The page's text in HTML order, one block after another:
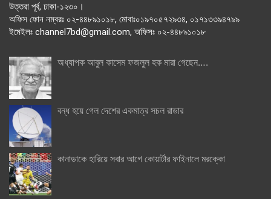
উত্তরা পূর্ব, ঢাকা-১২৩০।
অফিস ফোন নম্বরঃ ০২-৪৪৮৯১০১৮, মোবাঃ০১৯৭০৫৭২৯৩৪, ০১৭১৩৩৯৪৭৯৯
ইমেইলঃ channel7bd@gmail.com, অফিসঃ ০২-৪৪৮৯১০১৮
অধ্যাপক আবুল কাসেম ফজলুল হক মারা গেছেন….
বন্ধ হয়ে গেল দেশের একমাত্র সচল রাডার
কানাডাকে হারিয়ে সবার আগে কোয়ার্টার ফাইনালে মরক্কো